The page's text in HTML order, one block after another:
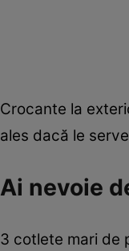
Crocante la
ales dacă le
Ai nevoie
3 cotlete mari de